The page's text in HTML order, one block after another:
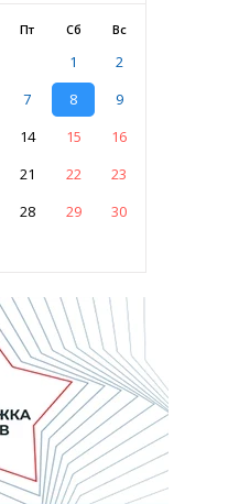
Пт Сб Вс
1
2
7 8
9
14 15
16
21 22
23
28 29
30